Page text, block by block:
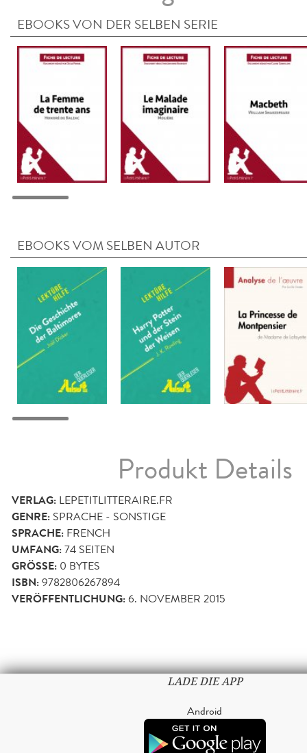
EBOOKS VON DER SELBEN SERIE
EBOOKS VOM SELBEN AUTOR
Produkt Details
VERLAG: LEPETITLITTERAIRE.FR
GENRE: SPRACHE - SONSTIGE
SPRACHE: FRENCH
UMFANG:74 SEITEN
GRÖSSE: 0 BYTES
ISBN:9782806267894
VERÖFFENTLICHUNG:6. NOVEMBER 2015
LADE DIE APP
Android